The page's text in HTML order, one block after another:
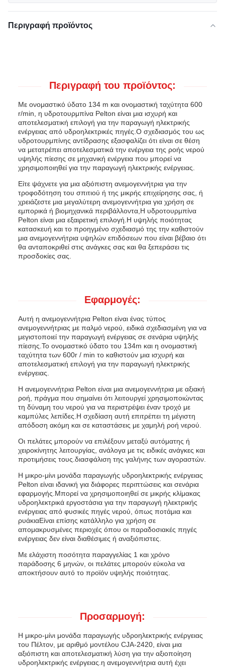
Περιγραφή προϊόντος
Περιγραφή του προϊόντος:
Με ονομαστικό ύδατο 134 m και ονομαστική ταχύτητα 600
r/min, η υδροτουρμπίνα Pelton είναι μια ισχυρή και
αποτελεσματική επιλογή για την παραγωγή ηλεκτρικής
ενέργειας από υδροηλεκτρικές πηγές.Ο σχεδιασμός του ως
υδροτουρμπίνης αντίδρασης εξασφαλίζει ότι είναι σε θέση
να μετατρέπει αποτελεσματικά την ενέργεια της ροής νερού
υψηλής πίεσης σε μηχανική ενέργεια που μπορεί να
χρησιμοποιηθεί για την παραγωγή ηλεκτρικής ενέργειας.
Είτε ψάχνετε για μια αξιόπιστη ανεμογεννήτρια για την
τροφοδότηση του σπιτιού ή της μικρής επιχείρησης σας, ή
χρειάζεστε μια μεγαλύτερη ανεμογεννήτρια για χρήση σε
εμπορικά ή βιομηχανικά περιβάλλοντα,Η υδροτουρμπίνα
Pelton είναι μια εξαιρετική επιλογή.Η υψηλής ποιότητας
κατασκευή και το προηγμένο σχεδιασμό της την καθιστούν
μια ανεμογεννήτρια υψηλών επιδόσεων που είναι βέβαιο ότι
θα ανταποκριθεί στις ανάγκες σας και θα ξεπεράσει τις
προσδοκίες σας.
Εφαρμογές:
Αυτή η ανεμογεννήτρια Pelton είναι ένας τύπος
ανεμογεννήτριας με παλμό νερού, ειδικά σχεδιασμένη για να
μεγιστοποιεί την παραγωγή ενέργειας σε σενάρια υψηλής
πίεσης.Το ονομαστικό ύδατο του 134m και η ονομαστική
ταχύτητα των 600r / min το καθιστούν μια ισχυρή και
αποτελεσματική επιλογή για την παραγωγή ηλεκτρικής
ενέργειας.
Η ανεμογεννήτρια Pelton είναι μια ανεμογεννήτρια με αξιακή
ροή, πράγμα που σημαίνει ότι λειτουργεί χρησιμοποιώντας
τη δύναμη του νερού για να περιστρέψει έναν τροχό με
καμπύλες λεπίδες.Η σχεδίαση αυτή επιτρέπει τη μέγιστη
απόδοση ακόμη και σε καταστάσεις με χαμηλή ροή νερού.
Οι πελάτες μπορούν να επιλέξουν μεταξύ αυτόματης ή
χειροκίνητης λειτουργίας, ανάλογα με τις ειδικές ανάγκες και
προτιμήσεις τους.διασφάλιση της γαλήνης των αγοραστών.
Η μικρο-μίνι μονάδα παραγωγής υδροηλεκτρικής ενέργειας
Pelton είναι ιδανική για διάφορες περιπτώσεις και σενάρια
εφαρμογής.Μπορεί να χρησιμοποιηθεί σε μικρής κλίμακας
υδροηλεκτρικά εργοστάσια για την παραγωγή ηλεκτρικής
ενέργειας από φυσικές πηγές νερού, όπως ποτάμια και
ρυάκιαΕίναι επίσης κατάλληλο για χρήση σε
απομακρυσμένες περιοχές όπου οι παραδοσιακές πηγές
ενέργειας δεν είναι διαθέσιμες ή αναξιόπιστες.
Με ελάχιστη ποσότητα παραγγελίας 1 και χρόνο
παράδοσης 6 μηνών, οι πελάτες μπορούν εύκολα να
αποκτήσουν αυτό το προϊόν υψηλής ποιότητας.
Προσαρμογή:
Η μικρο-μίνι μονάδα παραγωγής υδροηλεκτρικής ενέργειας
του Πέλτον, με αριθμό μοντέλου CJA-2420, είναι μια
αξιόπιστη και αποτελεσματική λύση για την αξιοποίηση
υδροηλεκτρικής ενέργειας.η ανεμογεννήτρια αυτή έχει